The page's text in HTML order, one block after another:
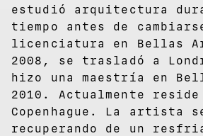
estudió arquitectura
tiempo antes de
licenciatura en Bellas
2008, se trasladó a
hizo una maestría en
2010. Actualmente reside
Copenhague. La artista
recuperando de un